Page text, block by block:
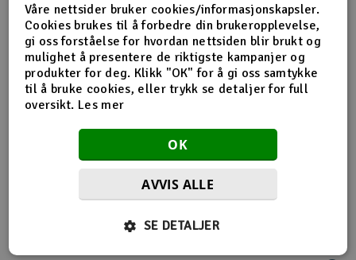
Raketter
Smarthjem, lek & hobby
Solenergi
Sparkesykler & elkjøretøy
Produktinformasjon
D-A = 4.76mm
D-B = 45mm
Pitch = 1.4
Flere så også på
Våre nettsider bruker cookies/informasjonskapsler.
Cookies brukes til å forbedre din brukeropplevelse,
gi oss forståelse for hvordan nettsiden blir brukt og
mulighet å presentere de riktigste kampanjer og
produkter for deg. Klikk "OK" for å gi oss samtykke
til å bruke cookies, eller trykk se detaljer for full
oversikt. Les mer
OK
AVVIS ALLE
SE DETALJER